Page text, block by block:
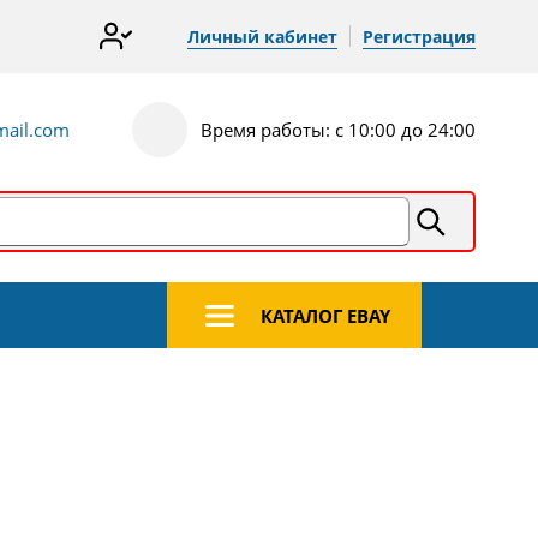
Личный кабинет Регистрация
Время работы: с 10:00 до 24:00
КАТАЛОГ EBAY